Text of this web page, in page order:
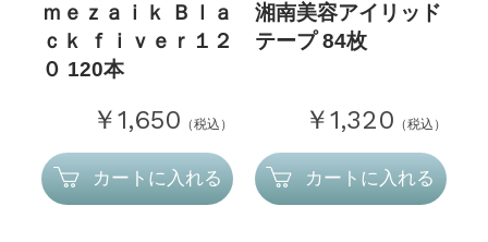
ｍｅｚａｉｋ Ｂｌａ
ｃｋ ｆｉｖｅｒ１２
０ 120本
￥1,650 （税込）
カートに入れる
湘南美容アイリッド
テープ 84枚
￥1,320 （税込）
カートに入れる